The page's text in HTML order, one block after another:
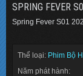
SPRING FEVER
Spring Fever S01
Thể loại: Phim Bộ
Năm phát hành: